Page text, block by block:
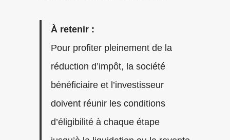
À retenir :
Pour profiter pleinement de la
réduction d’impôt, la société
bénéficiaire et l’investisseur
doivent réunir les conditions
d’éligibilité à chaque étape